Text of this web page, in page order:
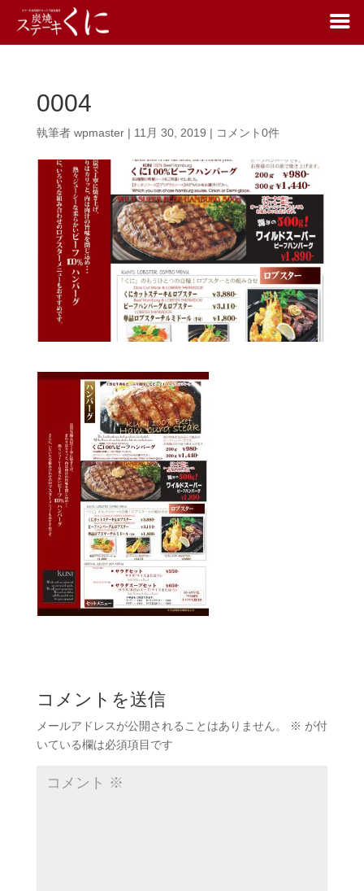
0004
執筆者 wpmaster| 11月 30, 2019 | コメント0件
コメントを送信
メールアドレスが公開されることはありません。 ※ が付
いている欄は必須項目です